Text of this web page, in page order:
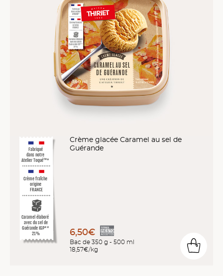
Fabriqué
dans notre
Atelier Toqué™*
Crème fraîche
origine
FRANCE
Caramel élaboré
avec du sel de
Guérande IGP**
21%
Crème glacée Caramel au sel de
Guérande
6,50€
Bac de 350 g - 500 ml
18,57€/kg